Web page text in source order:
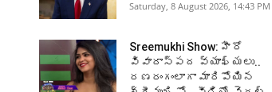
Saturday, 8 August 2026, 14:43 PM
Sreemukhi Show: హీరో
వివాదాస్పద వ్యాఖ్యలు..
రణరంగంలాగా మారిపోయిన